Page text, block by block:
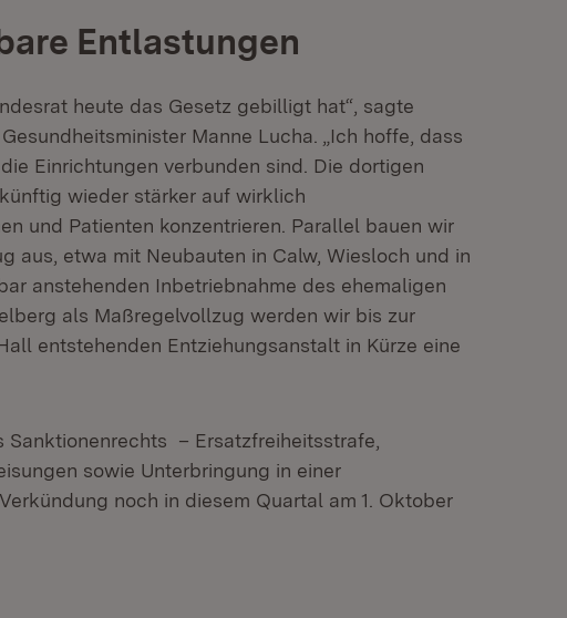
Entlastungen
heute das Gesetz gebilligt hat“, sagte
Manne Lucha. „Ich hoffe, dass
Einrichtungen verbunden sind. Die dortigen
wieder stärker auf wirklich
und Patienten konzentrieren. Parallel bauen wir
aus, etwa mit Neubauten in Calw, Wiesloch und in
anstehenden Inbetriebnahme des ehemaligen
als Maßregelvollzug werden wir bis zur
entstehenden Entziehungsanstalt in Kürze eine
– Ersatzfreiheitsstrafe,
sowie Unterbringung in einer
noch in diesem Quartal am 1. Oktober